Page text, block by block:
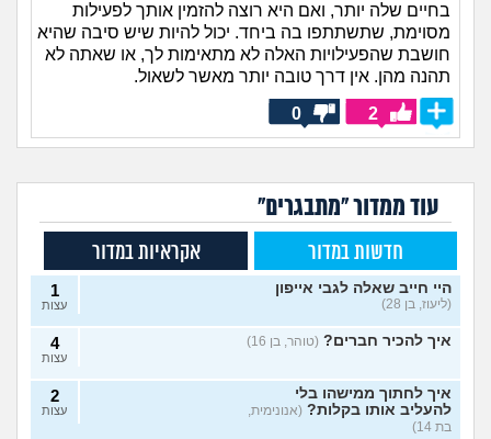
בחיים שלה יותר, ואם היא רוצה להזמין אותך לפעילות
מסוימת, שתשתתפו בה ביחד. יכול להיות שיש סיבה שהיא
חושבת שהפעילויות האלה לא מתאימות לך, או שאתה לא
תהנה מהן. אין דרך טובה יותר מאשר לשאול.
2
0
עוד ממדור "מתבגרים"
חדשות במדור אקראיות במדור
היי חייב שאלה לגבי אייפון
(ליעוז, בן 28)
1
עצות
איך להכיר חברים? (טוהר, בן 16) 4
עצות
איך לחתוך ממישהו בלי
להעליב אותו בקלות? (אנונימית,
בת 14)
2
עצות